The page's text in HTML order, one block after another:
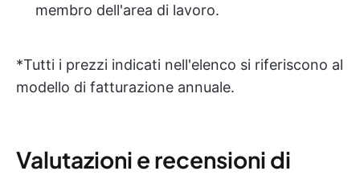
membro dell'area di lavoro.
*Tutti i prezzi indicati nell'elenco si riferiscono al
modello di fatturazione annuale.
Valutazioni e recensioni di